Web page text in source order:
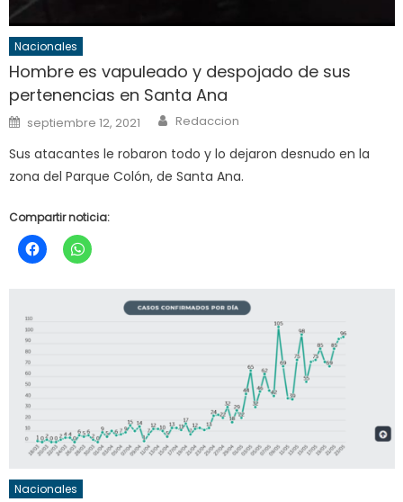
Nacionales
Hombre es vapuleado y despojado de sus
pertenencias en Santa Ana
Posted
on
septiembre 12, 2021 Author
Redaccion
Sus atacantes le robaron todo y lo dejaron desnudo en la
zona del Parque Colón, de Santa Ana.
Compartir noticia:
Nacionales